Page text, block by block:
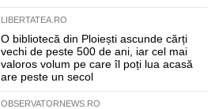
LIBERTATEA.RO
O bibliotecă din Ploiești ascunde cărți
vechi de peste 500 de ani, iar cel mai
valoros volum pe care îl poți lua acasă
are peste un secol
OBSERVATORNEWS.RO